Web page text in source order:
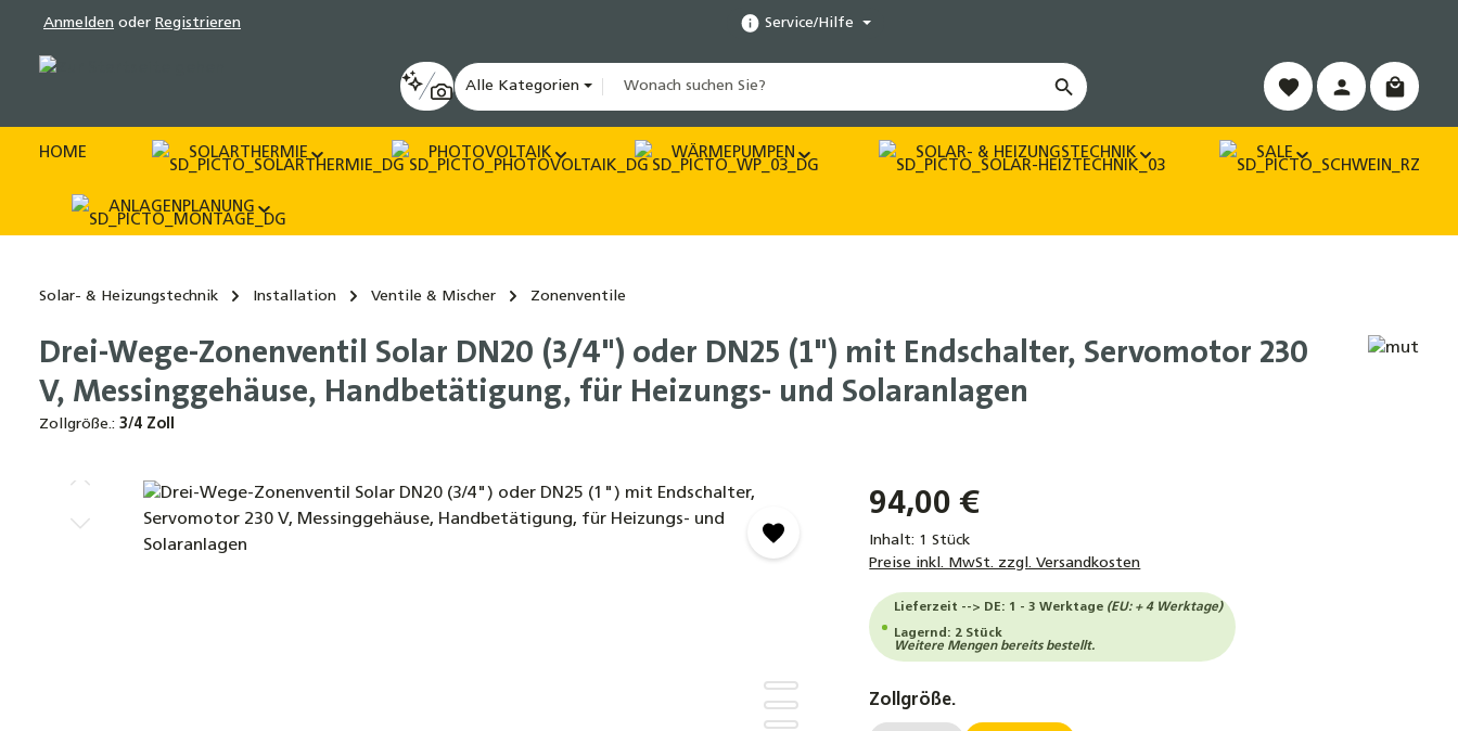
Zur Hauptnavigation springen
Anmelden oder Registrieren Service/Hilfe
Alle Kategorien
HOME SOLARTHERMIE PHOTOVOLTAIK WÄRMEPUMPEN SOLAR- & HEIZUNGSTECHNIK SALE
ANLAGENPLANUNG
Solar- & Heizungstechnik Installation Ventile & Mischer Zonenventile
Drei-Wege-Zonenventil Solar DN20 (3/4") oder DN25 (1") mit Endschalter, Servomotor 230
V, Messinggehäuse, Handbetätigung, für Heizungs- und Solaranlagen
Zollgröße.: 3/4 Zoll
Bildergalerie überspringen 94,00 €
Inhalt: 1 Stück
Preise inkl. MwSt. zzgl. Versandkosten
Lieferzeit --> DE: 1 - 3 Werktage (EU: + 4 Werktage)
Lagernd: 2 Stück
Weitere Mengen bereits bestellt.
Zollgröße.auswählen